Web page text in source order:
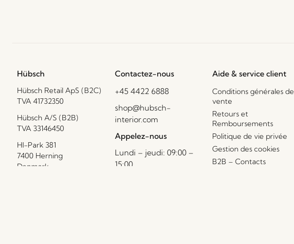
Hübsch
Hübsch Retail ApS (B2C)
TVA 41732350
Hübsch A/S (B2B)
TVA 33146450
HI-Park 381
7400 Herning
Denmark
Contactez-nous
+45 4422 6888
shop@hubsch-
interior.com
Appelez-nous
Lundi – jeudi: 09:00 –
15:00
Aide & service client
Conditions générales de
vente
Retours et
Remboursements
Politique de vie privée
Gestion des cookies
B2B – Contacts